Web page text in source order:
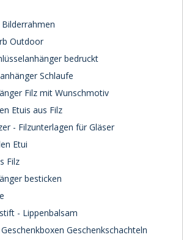
Outdoor
bedruckt
Schlaufe
Filz mit Wunschmotiv
Etuis aus Filz
- Filzunterlagen für Gläser
Etui
Filz
besticken
- Lippenbalsam
Geschenkschachteln